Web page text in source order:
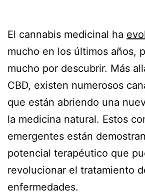
El cannabis medicinal ha
mucho en los últimos años,
mucho por descubrir. Más
CBD, existen numerosos
que están abriendo una
la medicina natural. Estos
emergentes están
potencial terapéutico que
revolucionar el tratamiento
enfermedades.